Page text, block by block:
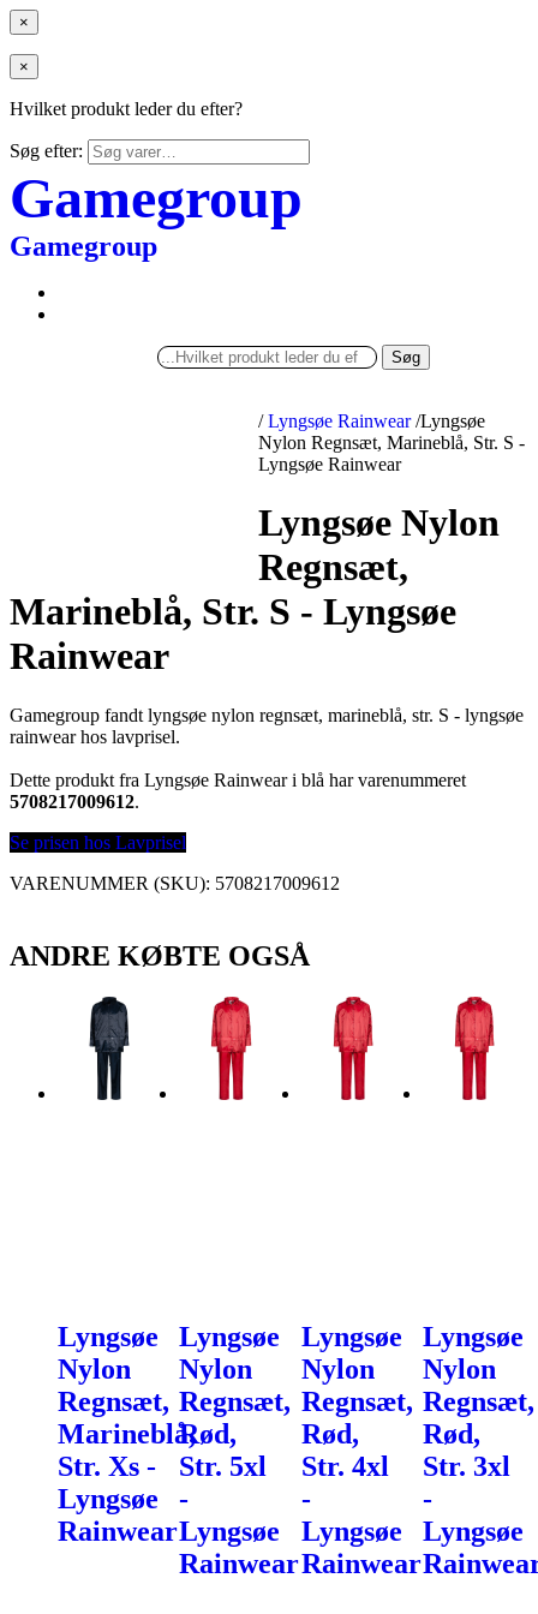
×
×
Hvilket produkt leder du efter?
Søg efter:
Gamegroup
Gamegroup
Søg
/ Lyngsøe Rainwear /Lyngsøe
Nylon Regnsæt, Marineblå, Str. S -
Lyngsøe Rainwear
Lyngsøe Nylon
Regnsæt,
Marineblå, Str. S - Lyngsøe
Rainwear
Gamegroup fandt lyngsøe nylon regnsæt, marineblå, str. S - lyngsøe
rainwear hos lavprisel.
Dette produkt fra Lyngsøe Rainwear i blå har varenummeret
5708217009612.
Se prisen hos Lavprisel
VARENUMMER (SKU): 5708217009612
ANDRE KØBTE OGSÅ
Lyngsøe
Nylon
Regnsæt,
Marineblå,
Str. Xs -
Lyngsøe
Rainwear
Lyngsøe
Nylon
Regnsæt,
Rød,
Str. 5xl
-
Lyngsøe
Rainwear
Lyngsøe
Nylon
Regnsæt,
Rød,
Str. 4xl
-
Lyngsøe
Rainwear
Lyngsøe
Nylon
Regnsæt,
Rød,
Str. 3xl
-
Lyngsøe